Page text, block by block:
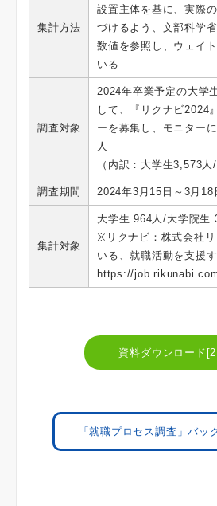
集計方法
設置主体を基に、実際
づけるよう、文部科学
数値を参照し、ウェイ
いる
調査対象
2024年卒業予定の大学
して、『リクナビ2024
ーを募集し、モニター
人
（内訳：大学生3,573人
調査期間 2024年3月15日～3月18
集計対象
大学生 964人/大学院生
※リクナビ：株式会社
いる、就職活動を支援
https://
資料ダウンロード
「就職プロセス調査」バ